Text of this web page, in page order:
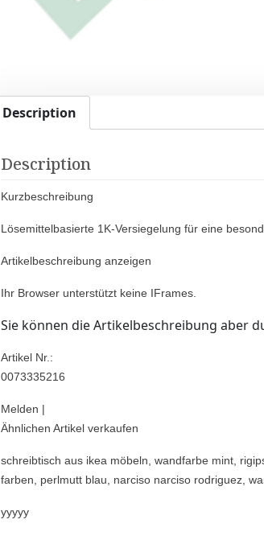
Description
Description
Kurzbeschreibung
Lösemittelbasierte 1K-Versiegelung für eine
Artikelbeschreibung anzeigen
Ihr Browser unterstützt keine IFrames.
Sie können die Artikelbeschreibung aber
Artikel Nr.:
0073335216
Melden |
Ähnlichen Artikel verkaufen
schreibtisch aus ikea möbeln, wandfarbe mint,
farben, perlmutt blau, narciso narciso rodriguez,
yyyyy